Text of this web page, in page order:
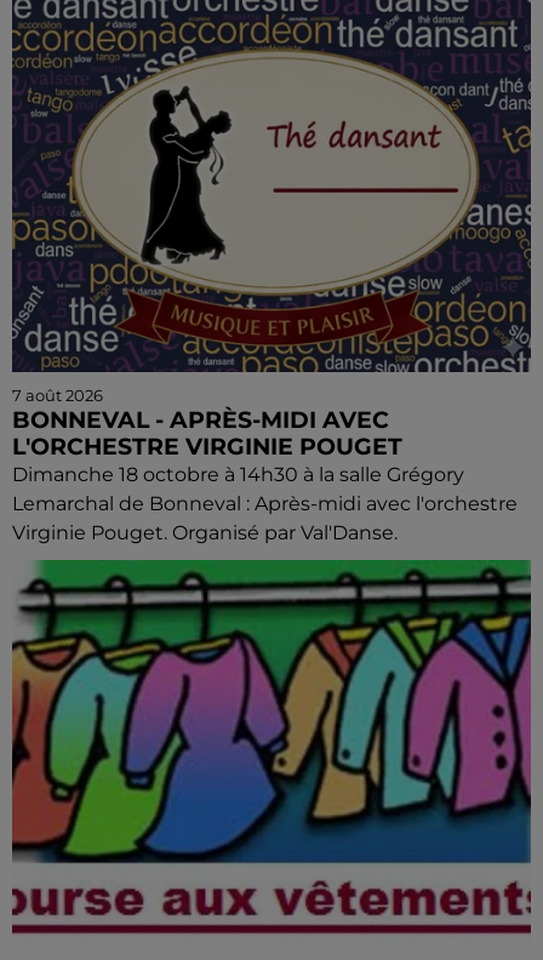
7 août 2026
BONNEVAL - APRÈS-MIDI AVEC
L'ORCHESTRE VIRGINIE POUGET
Dimanche 18 octobre à 14h30 à la salle Grégory
Lemarchal de Bonneval : Après-midi avec l'orchestre
Virginie Pouget. Organisé par Val'Danse.